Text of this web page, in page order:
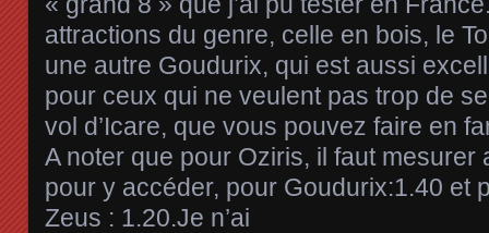
attractions du genre, celle en bois, le
une autre Goudurix, qui est aussi
pour ceux qui ne veulent pas trop de
vol d’Icare, que vous pouvez faire en
A noter que pour Oziris, il faut mesurer
pour y accéder, pour Goudurix:1.40 et
Zeus : 1.20.Je n’ai